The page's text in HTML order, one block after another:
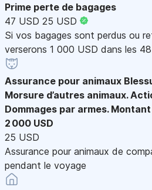
Prime perte de bagages
47 USD 25 USD
Si vos bagages sont perdus ou
verserons 1 000 USD dans les 48
Assurance pour animaux
Morsure d’autres animaux.
Dommages par armes. Montant
2 000 USD
25 USD
Assurance pour animaux de
pendant le voyage